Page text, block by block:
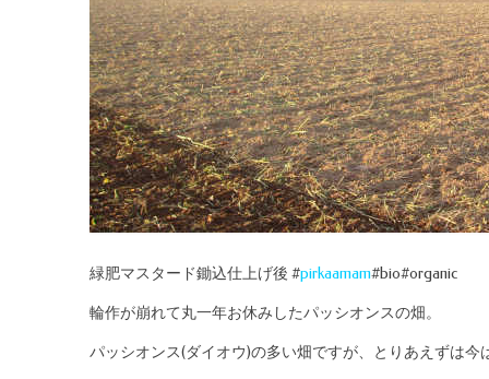
緑肥マスタード鋤込仕上げ後 #pirkaamam#bio#organic
輪作が崩れて丸一年お休みしたパッシオンスの畑。
パッシオンス(ダイオウ)の多い畑ですが、とりあえずは今